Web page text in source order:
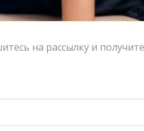
Политика
на рассылку и